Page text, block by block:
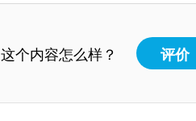
这个内容怎么样？ 评价